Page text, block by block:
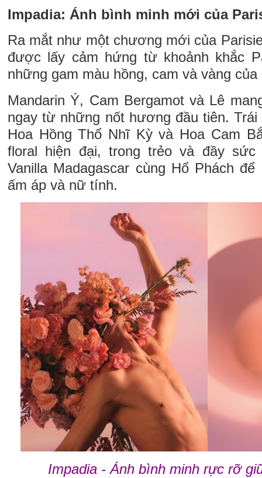
Impadia: Ánh bình minh mới của
Ra mắt như một chương mới của
được lấy cảm hứng từ khoảnh khắc
những gam màu hồng, cam và vàng
Mandarin Ý, Cam Bergamot và Lê
ngay từ những nốt hương đầu tiên. Trái
Hoa Hồng Thổ Nhĩ Kỳ và Hoa Cam
floral hiện đại, trong trẻo và đầy sức
Vanilla Madagascar cùng Hổ Phách
ấm áp và nữ tính.
Impadia - Ánh bình minh rực rỡ